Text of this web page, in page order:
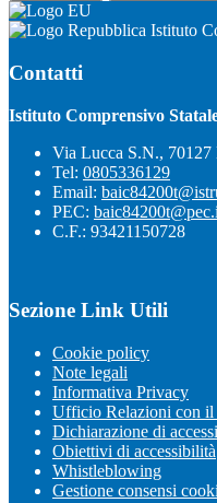
Istituto
Contatti
Istituto Comprensivo
Via Lucca S.N.,
Tel: 0805336129
Email:
PEC:
C.F.: 93421150728
Sezione Link Utili
Cookie policy
Note legali
Informativa Privacy
Ufficio Relazioni con il
Dichiarazione di
Obiettivi di accessibilità
Whistleblowing
Gestione consensi